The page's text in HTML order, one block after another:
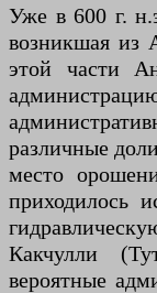
Уже в 600 г.
возникшая из
этой части
различные
место
приходилось
Какчулли
вероятные